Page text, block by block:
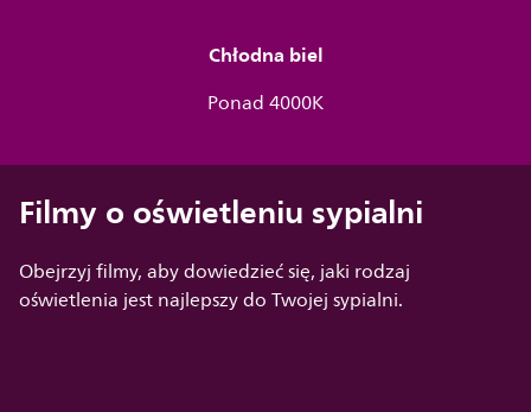
Chłodna biel
Ponad 4000K
Filmy o oświetleniu sypialni
Obejrzyj filmy, aby dowiedzieć się, jaki rodzaj
oświetlenia jest najlepszy do Twojej sypialni.